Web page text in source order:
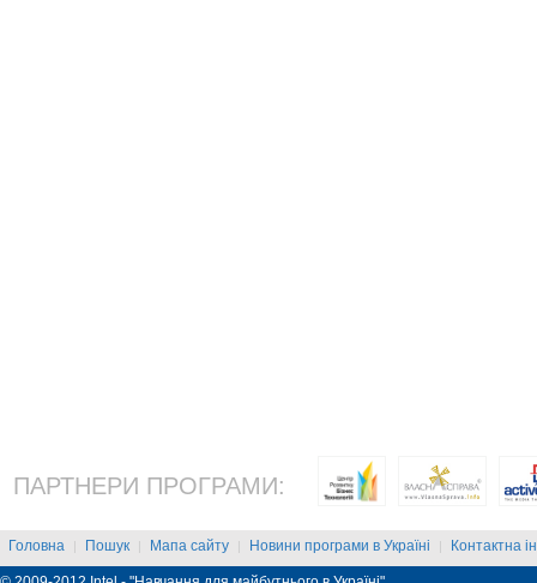
ПАРТНЕРИ ПРОГРАМИ:
Головна | Пошук | Мапа сайту | Новини програми в Україні | Контактна